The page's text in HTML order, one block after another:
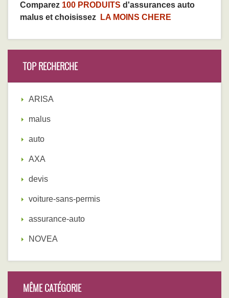
Comparez 100 PRODUITS d'assurances auto
malus et choisissez
LA MOINS CHERE
TOP RECHERCHE
ARISA
malus
auto
AXA
devis
voiture-sans-permis
assurance-auto
NOVEA
MÊME CATÉGORIE